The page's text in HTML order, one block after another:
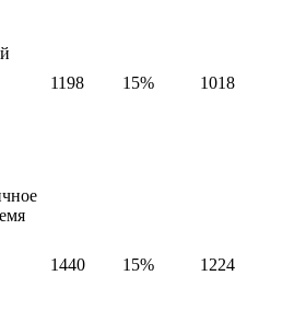
1198 15% 1018
1440 15% 1224